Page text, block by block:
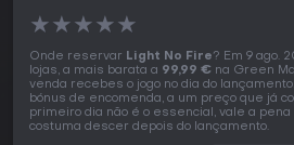
★★★★★
Onde reservar Light No Fire? Em 9 ago.
lojas, a mais barata a 99,99 € na Green
venda recebes o jogo no dia do
bónus de encomenda, a um preço que já
primeiro dia não é o essencial, vale a
costuma descer depois do lançamento.